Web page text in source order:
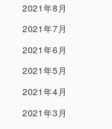
2021年8月
2021年7月
2021年6月
2021年5月
2021年4月
2021年3月